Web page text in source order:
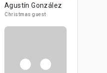
Agustín González
Christmas guest